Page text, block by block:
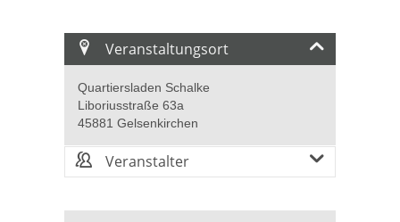
Veranstaltungsort
Quartiersladen Schalke
Liboriusstraße 63a
45881 Gelsenkirchen
Veranstalter